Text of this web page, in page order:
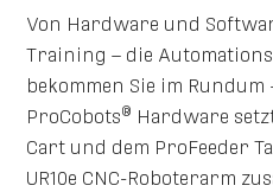
Von Hardware und
Training – die
bekommen Sie im Rundum
ProCobots® Hardware
Cart und dem ProFeeder
UR10e CNC-Roboterarm